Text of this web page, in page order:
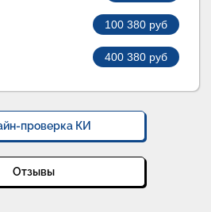
100 380 руб
400 380 руб
проверка КИ
Отзывы